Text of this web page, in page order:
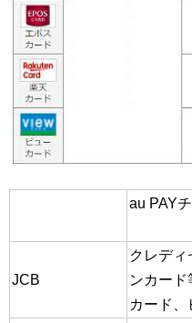
au PAY
JCB
クレデ
ンカー
カード、